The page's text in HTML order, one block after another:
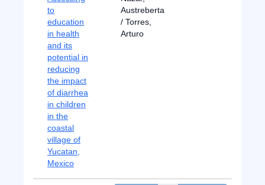
to
education
in health
and its
potential in
reducing
the impact
of diarrhea
in children
in the
coastal
village of
Yucatan,
Mexico
Austreberta
/ Torres,
Arturo